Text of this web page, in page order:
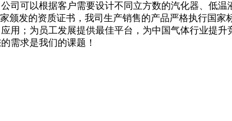
可以根据客户需要设计不同立方数的汽化器、低温
发的资质证书，我司生产销售的产品严格执行国家
用；为员工发展提供最佳平台，为中国气体行业提
需求是我们的课题！